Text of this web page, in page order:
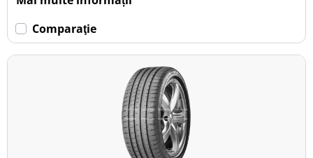
Comparaţie